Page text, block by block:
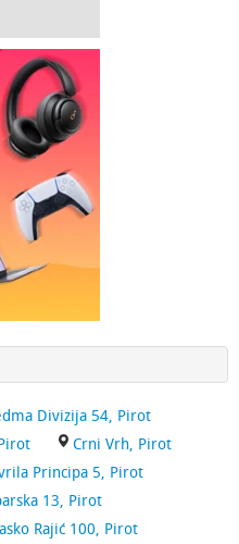
Divizija 54, Pirot
Crni Vrh, Pirot
Principa 5, Pirot
13, Pirot
Rajić 100, Pirot